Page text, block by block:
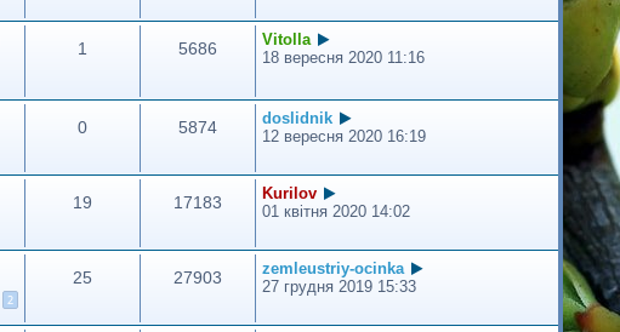
1 5686
Vitolla
18 вересня 2020 11:16
0 5874
doslidnik
12 вересня 2020 16:19
19 17183
Kurilov
01 квітня 2020 14:02
2
25 27903
zemleustriy-ocinka
27 грудня 2019 15:33